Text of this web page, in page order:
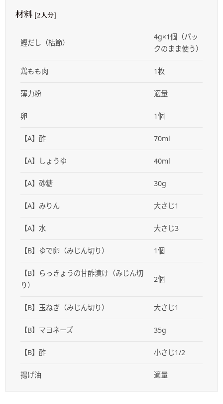
材料 [2人分]
鰹だし（枯節）
4g×1個（パッ
クのまま使う）
鶏もも肉 1枚
薄力粉 適量
卵 1個
【A】酢 70ml
【A】しょうゆ 40ml
【A】砂糖 30g
【A】みりん 大さじ1
【A】水 大さじ3
【B】ゆで卵（みじん切り） 1個
【B】らっきょうの甘酢漬け（みじん切
り）
2個
【B】玉ねぎ（みじん切り） 大さじ1
【B】マヨネーズ 35g
【B】酢 小さじ1/2
揚げ油 適量